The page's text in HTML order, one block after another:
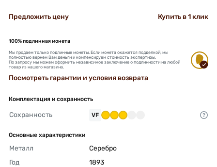
Предложить цену Купить в 1 клик
100% подлинная монета
Мы продаем только подлинные монеты. Если монета окажется подделкой, мы
полностью вернем Вам деньги и компенсируем стоимость экспертизы.
По запросу мы можем оформить независимое заключение о подлинности на любой
товар из нашего магазина.
Посмотреть гарантии и условия возврата
Комплектация и сохранность
Сохранность VF
Основные характеристики
Металл
Серебро
Год
1893